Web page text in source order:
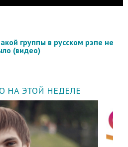
группы в русском рэпе не
(видео)
НА ЭТОЙ НЕДЕЛЕ